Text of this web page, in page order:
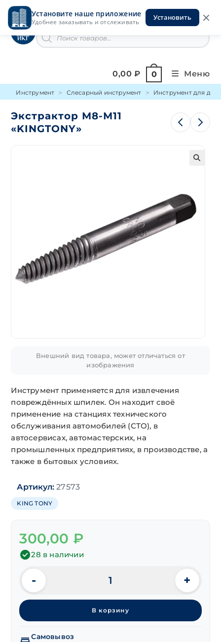
Установите наше приложение
Удобнее заказывать и отслеживать
Установить
Перейти
содержимомуИнструменты на Горской
товаров
0,00₽ 0 Меню
Инструмент Слесарный инструмент Инструмент для
Экстрактор М8-М11
«KINGTONY»
Внешний вид товара, может отличаться от
изображения
Инструмент применяется для извлечения
повреждённых шпилек. Он находит своё
применение на станциях технического
обслуживания автомобилей (СТО), в
автосервисах, автомастерских, на
промышленных предприятиях, в производстве, а
также в бытовых условиях.
Артикул: 27573
KING TONY
300,00 ₽
28 в наличии
Количество
товара
Экстрактор
М8-
"KINGTONY"
- +
В корзину
Самовывоз